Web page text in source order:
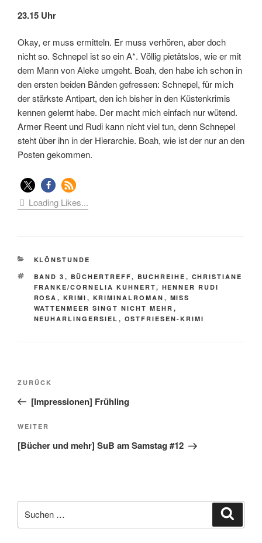
23.15 Uhr
Okay, er muss ermitteln. Er muss verhören, aber doch
nicht so. Schnepel ist so ein A*. Völlig pietätslos, wie er mit
dem Mann von Aleke umgeht. Boah, den habe ich schon in
den ersten beiden Bänden gefressen: Schnepel, für mich
der stärkste Antipart, den ich bisher in den Küstenkrimis
kennen gelernt habe. Der macht mich einfach nur wütend.
Armer Reent und Rudi kann nicht viel tun, denn Schnepel
steht über ihn in der Hierarchie. Boah, wie ist der nur an den
Posten gekommen.
Loading Likes...
KATEGORIEN
KLÖNSTUNDE
SCHLAGWÖRTER
BAND 3 , BÜCHERTREFF, BUCHREIHE , CHRISTIANE
FRANKE/CORNELIA KUHNERT, HENNER RUDI
ROSA , KRIMI , KRIMINALROMAN , MISS
WATTENMEER SINGT NICHT MEHR ,
NEUHARLINGERSIEL , OSTFRIESEN-KRIMI
Beitragsnavigation
Vorheriger
Beitrag
ZURÜCK
[Impressionen] Frühling
Nächster
Beitrag
WEITER
[Bücher und mehr] SuB am Samstag #12
nach: